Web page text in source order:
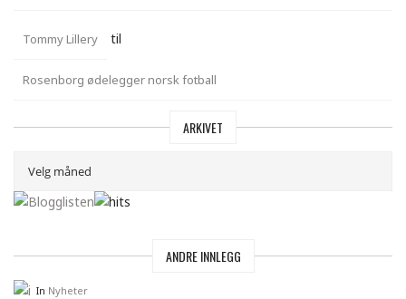
Tommy Lillery til
Rosenborg ødelegger norsk fotball
ARKIVET
ANDRE INNLEGG
In Nyheter